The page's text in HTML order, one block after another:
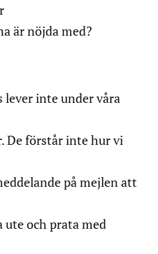
är nöjda med?
inte under våra
De förstår inte hur vi
på mejlen att
ute och prata med